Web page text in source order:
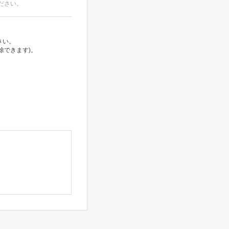
い。
。
きます)。